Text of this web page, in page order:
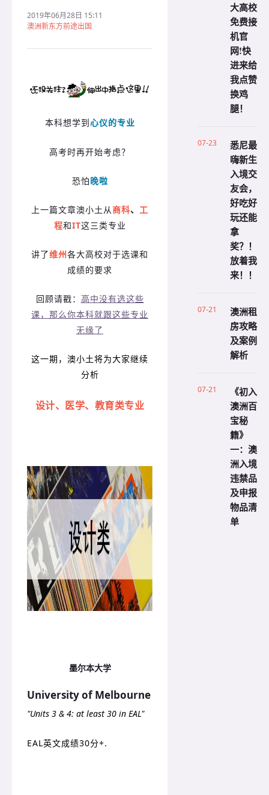
2019年06月28日 15:11
澳洲新东方前途出国
本科想学到心仪的专业
高考时再开始考虑？
恐怕晚啦
上一篇文章澳小土从商科、 工
程和IT这三类专业
讲了维州各大高校对于选课和
成绩的要求
回顾请戳： 高中没有选这些
课，那么你本科就跟这些专业
无缘了
这一期，澳小土将为大家继续
分析
设计、医学、教育类专业
墨尔本大学
University of Melbourne
"Units 3 & 4: at least 30 in EAL"
EAL英文成绩30分+.
大高校
免费接
机官
网!快
进来给
我点赞
换鸡
腿！
07-23
悉尼最
嗨新生
入境交
友会，
好吃好
玩还能
拿
奖？！
放着我
来！！
07-21
澳洲租
房攻略
及案例
解析
07-21
《初入
澳洲百
宝秘
籍》
一：澳
洲入境
违禁品
及申报
物品清
单